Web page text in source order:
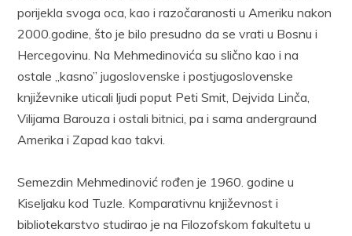
porijekla svoga oca, kao i razočaranosti u Ameriku nakon
2000.godine, što je bilo presudno da se vrati u Bosnu i
Hercegovinu. Na Mehmedinovića su slično kao i na
ostale ,,kasno” jugoslovenske i postjugoslovenske
književnike uticali ljudi poput Peti Smit, Dejvida Linča,
Vilijama Barouza i ostali bitnici, pa i sama andergraund
Amerika i Zapad kao takvi.
Semezdin Mehmedinović rođen je 1960. godine u
Kiseljaku kod Tuzle. Komparativnu književnost i
bibliotekarstvo studirao je na Filozofskom fakultetu u